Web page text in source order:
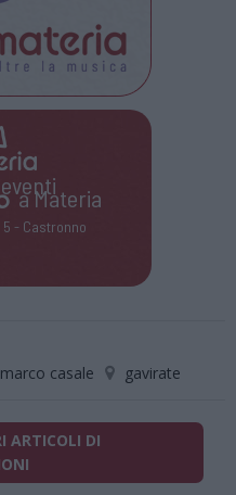
a Materia
- Castronno
casale gavirate
ARTICOLI DI